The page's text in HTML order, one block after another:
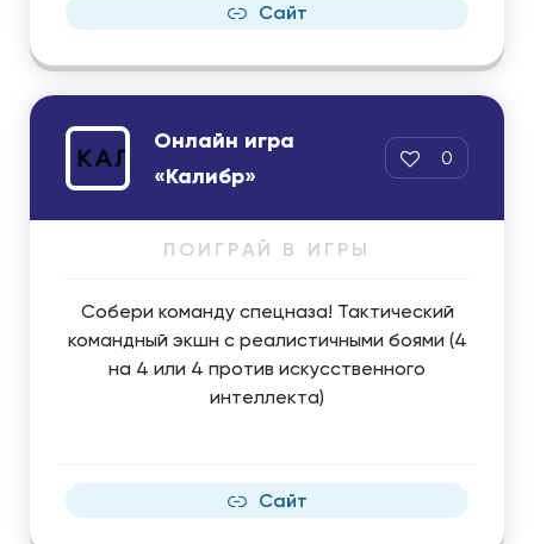
Онлайн игра
«Калибр»
0
ПОИГРАЙ В ИГРЫ
Собери команду спецназа! Тактический
командный экшн с реалистичными боями (4
на 4 или 4 против искусственного
интеллекта)
Сайт
Сайт